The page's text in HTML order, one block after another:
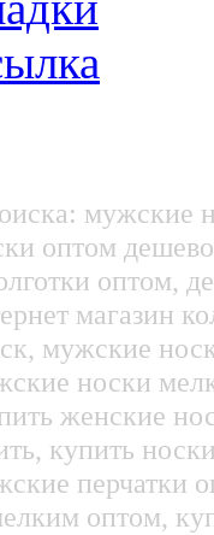
мужские
оптом
оптом,
магазин
мужские
носки
женские
купить
перчатки
оптом,